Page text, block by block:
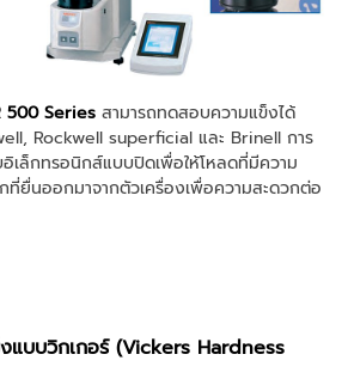
500 Series สามารถทดสอบความแข็งได้
Rockwell superficial และ Brinell การ
เล็กทรอนิกส์แบบปิดเพื่อให้โหลดที่มีความ
ที่ยื่นออกมาจากตัวเครื่องเพื่อความสะดวกต่อ
แบบวิกเกอร์ (Vickers Hardness